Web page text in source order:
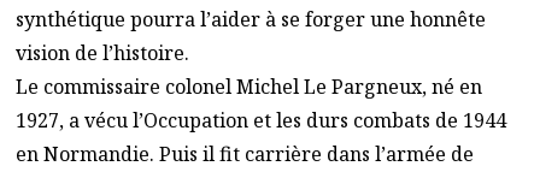
synthétique pourra l’aider à se forger une honnête
vision de l’histoire.
Le commissaire colonel Michel Le Pargneux, né en
1927, a vécu l’Occupation et les durs combats de 1944
en Normandie. Puis il fit carrière dans l’armée de